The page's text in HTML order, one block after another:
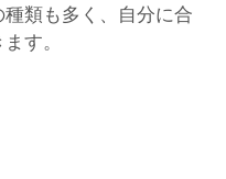
類も多く、自分に合
す。